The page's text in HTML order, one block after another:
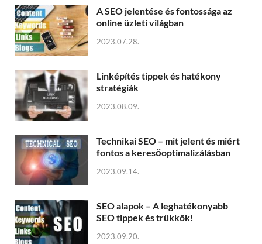
A SEO jelentése és fontossága az
online üzleti világban
2023.07.28.
Linképítés tippek és hatékony
stratégiák
2023.08.09.
Technikai SEO – mit jelent és miért
fontos a keresőoptimalizálásban
2023.09.14.
SEO alapok – A leghatékonyabb
SEO tippek és trükkök!
2023.09.20.